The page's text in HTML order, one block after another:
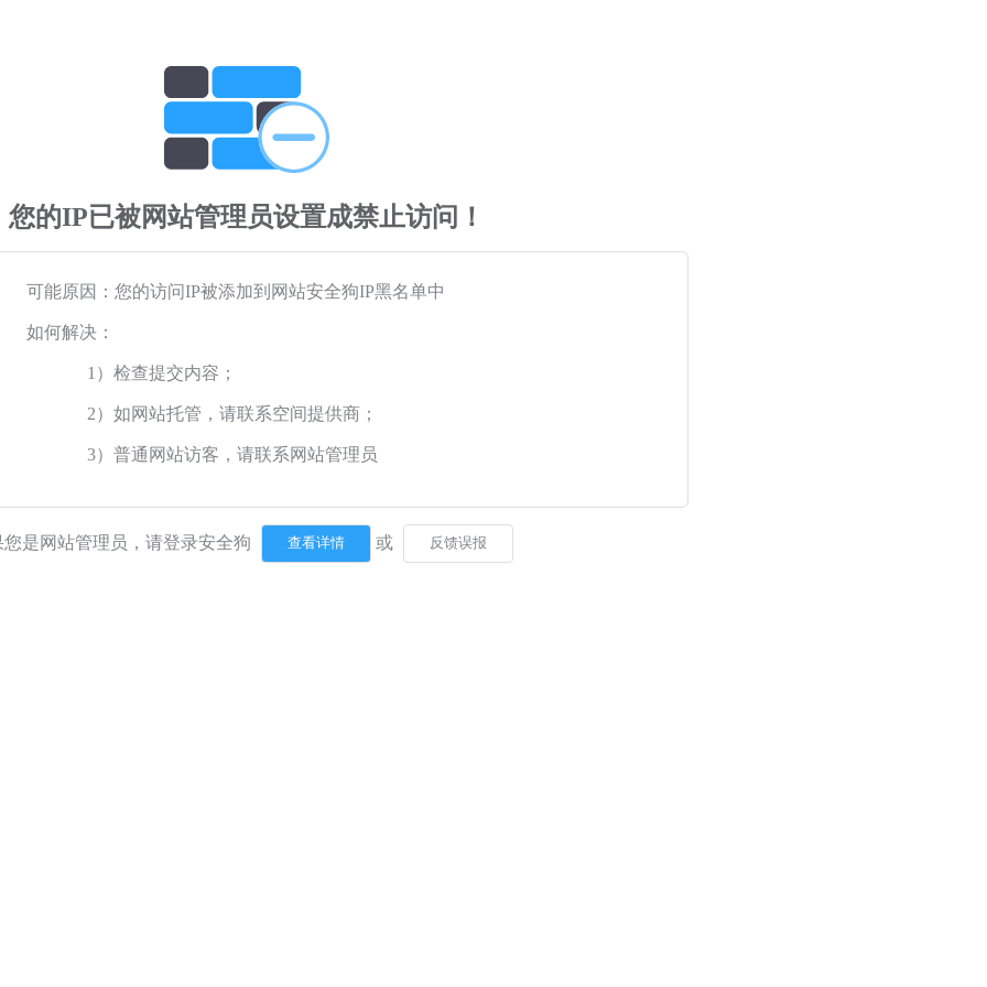
您的IP已被网站管理员设置成禁止访问！
可能原因：您的访问IP被添加到网站安全狗IP黑名单中
如何解决：
1）检查提交内容；
2）如网站托管，请联系空间提供商；
3）普通网站访客，请联系网站管理员
您是网站管理员，请登录安全狗 或